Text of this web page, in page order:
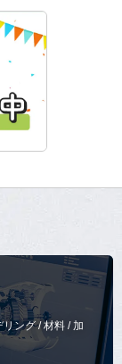
ング / 材料 / 加